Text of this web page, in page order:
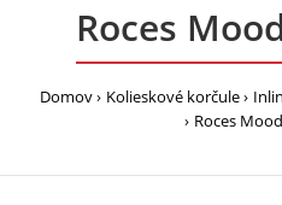
Roces
Domov Kolieskové korčule
Roces